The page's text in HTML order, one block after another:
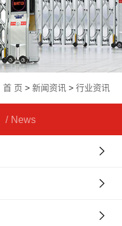
首 页 > 新闻资讯 > 行业资讯
News